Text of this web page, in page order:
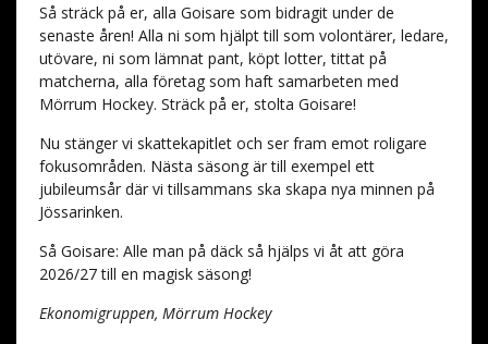
Så sträck på er, alla Goisare som bidragit under de
senaste åren! Alla ni som hjälpt till som volontärer, ledare,
utövare, ni som lämnat pant, köpt lotter, tittat på
matcherna, alla företag som haft samarbeten med
Mörrum Hockey. Sträck på er, stolta Goisare!
Nu stänger vi skattekapitlet och ser fram emot roligare
fokusområden. Nästa säsong är till exempel ett
jubileumsår där vi tillsammans ska skapa nya minnen på
Jössarinken.
Så Goisare: Alle man på däck så hjälps vi åt att göra
2026/27 till en magisk säsong!
Ekonomigruppen, Mörrum Hockey